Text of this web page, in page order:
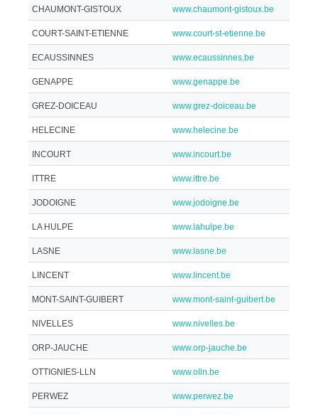
CHAUMONT-GISTOUX www.chaumont-gistoux.be
COURT-SAINT-ETIENNE www.court-st-etienne.be
ECAUSSINNES www.ecaussinnes.be
GENAPPE www.genappe.be
GREZ-DOICEAU www.grez-doiceau.be
HELECINE www.helecine.be
INCOURT www.incourt.be
ITTRE www.ittre.be
JODOIGNE www.jodoigne.be
LA HULPE www.lahulpe.be
LASNE www.lasne.be
LINCENT www.lincent.be
MONT-SAINT-GUIBERT www.mont-saint-guibert.be
NIVELLES www.nivelles.be
ORP-JAUCHE www.orp-jauche.be
OTTIGNIES-LLN www.olln.be
PERWEZ www.perwez.be